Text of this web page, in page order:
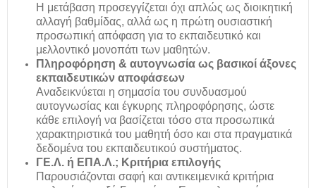
Η μετάβαση προσεγγίζεται όχι απλώς ως διοικητική
αλλαγή βαθμίδας, αλλά ως η πρώτη ουσιαστική
προσωπική απόφαση για το εκπαιδευτικό και
μελλοντικό μονοπάτι των μαθητών.
Πληροφόρηση & αυτογνωσία ως βασικοί άξονες
εκπαιδευτικών αποφάσεων
Αναδεικνύεται η σημασία του συνδυασμού
αυτογνωσίας και έγκυρης πληροφόρησης, ώστε
κάθε επιλογή να βασίζεται τόσο στα προσωπικά
χαρακτηριστικά του μαθητή όσο και στα πραγματικά
δεδομένα του εκπαιδευτικού συστήματος.
ΓΕ.Λ. ή ΕΠΑ.Λ.; Κριτήρια επιλογής
Παρουσιάζονται σαφή και αντικειμενικά κριτήρια